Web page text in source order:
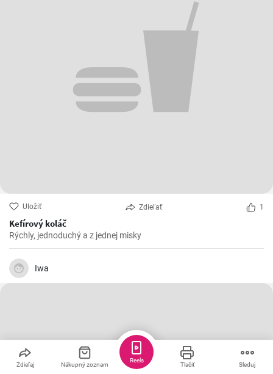
Uložiť Zdieľať 1
Kefírový koláč
Rýchly, jednoduchý a z jednej misky
Iwa
Zdieľaj Nákupný zoznam Tlačiť Sleduj
Reels